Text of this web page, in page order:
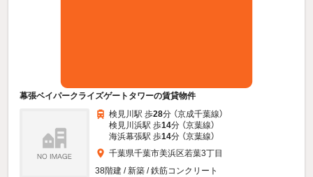
幕張ベイパークライズゲートタワーの賃貸物件
検見川駅 歩28分 （京成千葉線）
検見川浜駅 歩14分 （京葉線）
海浜幕張駅 歩14分 （京葉線）
千葉県千葉市美浜区若葉3丁目
38階建 / 新築 / 鉄筋コンクリート